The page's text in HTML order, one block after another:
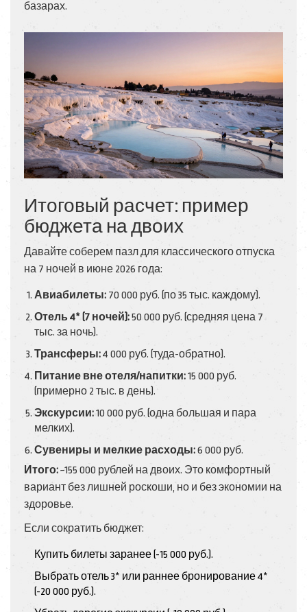
базарах.
Итоговый расчет: пример
бюджета на двоих
Давайте соберем пазл для классического отпуска
на 7 ночей в июне 2026 года:
Авиабилеты: 70 000 руб. (по 35 тыс. каждому).
Отель 4* (7 ночей):50 000 руб. (средняя цена 7
тыс. за ночь).
Трансферы:4 000 руб. (туда-обратно).
Питание вне отеля/напитки:15 000 руб.
(примерно 2 тыс. в день).
Экскурсии:10 000 руб. (одна большая и пара
мелких).
Сувениры и мелкие расходы:6 000 руб.
Итого:~155 000 рублей на двоих. Это комфортный
вариант без лишней роскоши, но и без экономии на
здоровье.
Если сократить бюджет:
Купить билеты заранее (-15 000 руб.).
Выбрать отель 3* или раннее бронирование 4*
(-20 000 руб.).